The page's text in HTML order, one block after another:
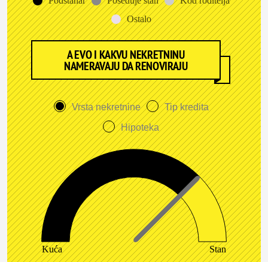
Ostalo
A EVO I KAKVU NEKRETNINU
NAMERAVAJU DA RENOVIRAJU
Vrsta nekretnine
Tip kredita
Hipoteka
Kuća Stan